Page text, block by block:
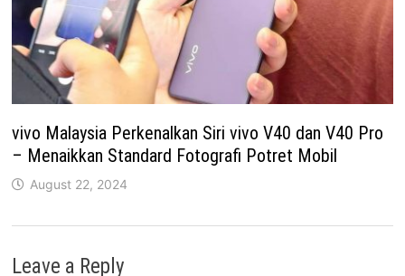
vivo Malaysia Perkenalkan Siri vivo V40 dan V40 Pro
– Menaikkan Standard Fotografi Potret Mobil
August 22, 2024
Leave a Reply